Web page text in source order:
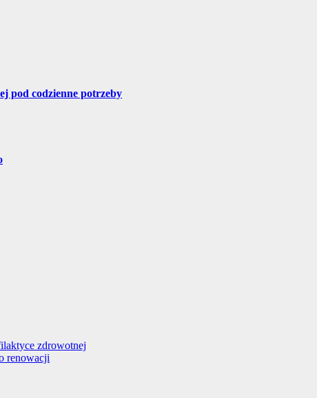
pod codzienne potrzeby
zdrowotnej
renowacji